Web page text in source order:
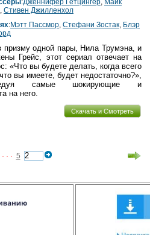
Стивен Джилленхол
:Мэтт Пассмор Стефани Зостак Блэр
призму одной пары, Нила Трумэна, и
Грейс, этот сериал отвечает на
«Что вы будете делать, когда всего
вы имеете, будет недостаточно?»,
самые шокирующие и
на него.
Скачать и Смотреть
· · · 5